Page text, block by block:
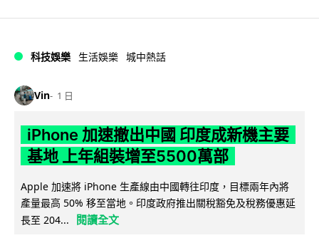
科技娛樂 生活娛樂 城中熱話
Vin 1 日
iPhone 加速撤出中國 印度成新機主要
基地 上年組裝增至5500萬部
Apple 加速將 iPhone 生產線由中國轉往印度，目標兩年內將
產量最高 50% 移至當地。印度政府推出關稅豁免及稅務優惠延
長至 204...
閱讀全文